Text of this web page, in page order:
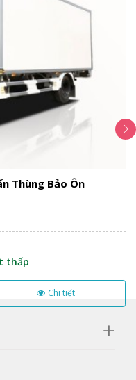
đẹp mắt, hiện đại,
chuốt tỉ mỉ. Thùng
chở được đa dạng
đại cho ánh sáng
sát tốt khi thời
Thùng Bảo Ôn
thấp
Chi tiết